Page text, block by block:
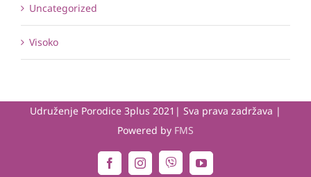
Uncategorized
Visoko
Udruženje Porodice 3plus 2021| Sva prava zadržava |
Powered by FMS
FacebookInstagramViber YouTube